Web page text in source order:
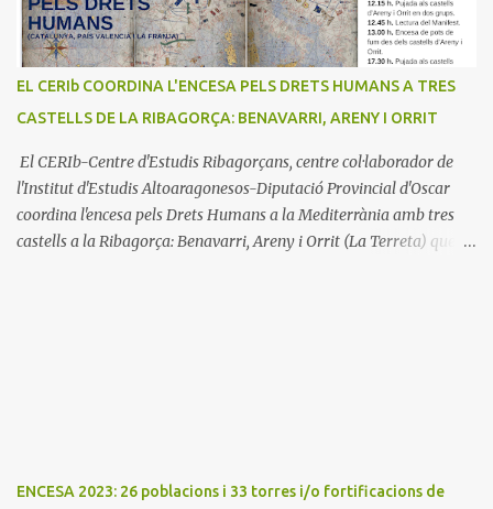
EL CERIb COORDINA L'ENCESA PELS DRETS HUMANS A TRES
CASTELLS DE LA RIBAGORÇA: BENAVARRI, ARENY I ORRIT
El CERIb-Centre d'Estudis Ribagorçans, centre col·laborador de
l'Institut d'Estudis Altoaragonesos-Diputació Provincial d'Oscar
coordina l'encesa pels Drets Humans a la Mediterrània amb tres
castells a la Ribagorça: Benavarri, Areny i Orrit (La Terreta) que
ENCESA 2023: 26 poblacions i 33 torres i/o fortificacions de